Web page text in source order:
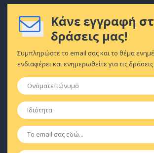
Κάνε εγγραφή
δράσεις μας!
Συμπληρώστε το email σας και το θέμα
ενδιαφέρει και ενημερωθείτε για τις
Ονοματεπώνυμο
Ιδιότητα
Email